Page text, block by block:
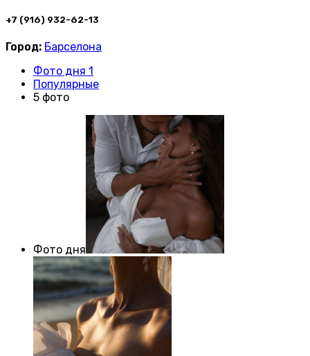
+7 (916) 932-62-13
Город: Барселона
Фото дня 1
Популярные
5 фото
Фото дня